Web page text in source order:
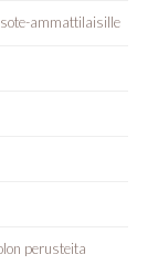
ammattilaisille
perusteita